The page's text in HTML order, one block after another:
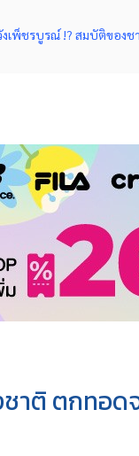
เพ็ชรบูรณ์ !? สมบัติของ
าติ ตกทอด